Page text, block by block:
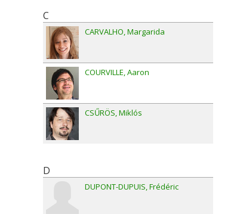
C
CARVALHO Margarida
COURVILLE Aaron
CSŰRÖS Miklós
D
DUPONT-DUPUIS Frédéric